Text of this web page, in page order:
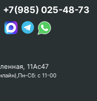
11Ас47
Сб: с 11-00
+7(985) 025-48-73